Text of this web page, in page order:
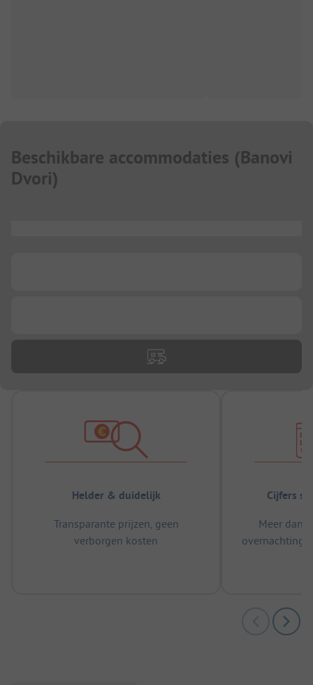
Beschikbare accommodaties (Banovi
Dvori)
Helder & duidelijk
Transparante prijzen, geen
verborgen kosten
Cijfers
Meer dan